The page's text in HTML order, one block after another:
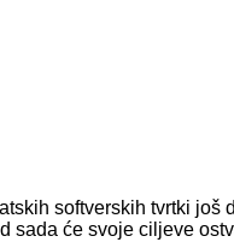
softverskih tvrtki još
sada će svoje ciljeve